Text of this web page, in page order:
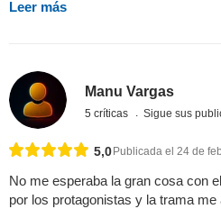
Leer más
Manu Vargas
5 críticas Sigue sus
5,0 Publicada el 24 de
No me esperaba la gran cosa con
por los protagonistas y la trama